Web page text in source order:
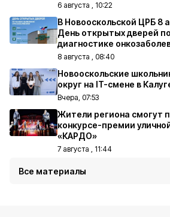
6 августа , 10:22
В Новооскольской ЦРБ 8
День открытых дверей
диагностике
8 августа , 08:40
Новооскольские
округ на IT-смене в
Вчера, 07:53
Жители региона смогут
конкурсе-премии
«КАРДО»
7 августа , 11:44
Все материалы